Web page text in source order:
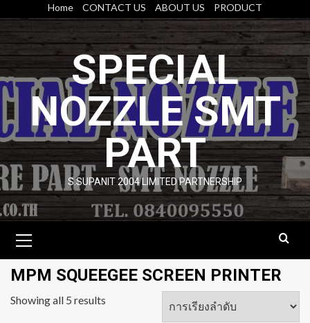
content
Home CONTACT US ABOUT US PRODUCT
SPECIAL
NOZZLE SMT
PART
S.SUPANIT 2004 LIMITED PARTNERSHIP
Menu
MPM SQUEEGEE SCREEN PRINTER
Showing all 5 results